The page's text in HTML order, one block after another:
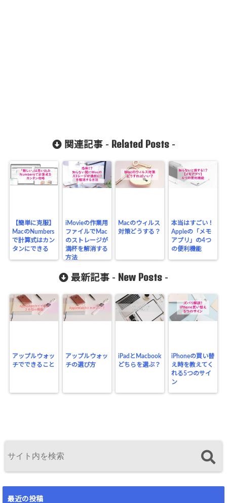
関連記事 - Related Posts-
【簡単に克服】
MacのNumbers
で計算式はカン
タンにできる
iMovieの作業用
ファイルでMac
のストレージが
満杯を解消する
方法
Macのウィルス
対策どうする？
本当はすごい！
Appleの「メモ
アプリ」の4つ
の便利機能
最新記事 - New Posts -
アップルウォッ
チでできること
アップルウォッ
チの選び方
iPadとMacbook
どちらを選ぶ？
iPhoneの買い替
え時を教えてく
れる5つのサイ
ン
最近の投稿